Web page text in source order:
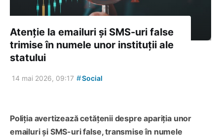
Atenție la emailuri și SMS-uri false
trimise în numele unor instituții ale
statului
14 mai 2026, 09:17 #Social
Poliția avertizează cetățenii despre apariția unor
emailuri și SMS-uri false, transmise în numele